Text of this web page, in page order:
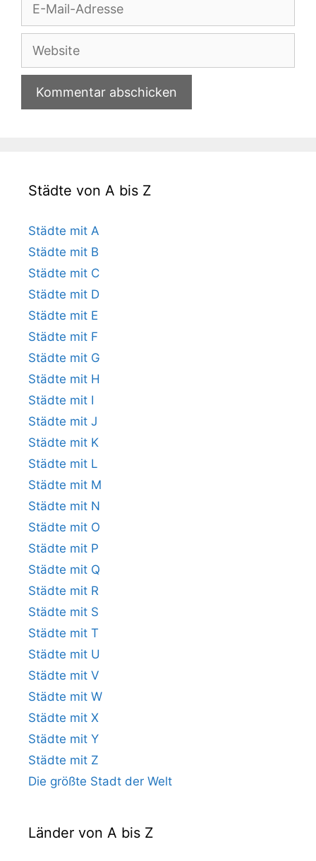
Adresse
Website
Städte von A bis Z
Städte mit A
Städte mit B
Städte mit C
Städte mit D
Städte mit E
Städte mit F
Städte mit G
Städte mit H
Städte mit I
Städte mit J
Städte mit K
Städte mit L
Städte mit M
Städte mit N
Städte mit O
Städte mit P
Städte mit Q
Städte mit R
Städte mit S
Städte mit T
Städte mit U
Städte mit V
Städte mit W
Städte mit X
Städte mit Y
Städte mit Z
Die größte Stadt der Welt
Länder von A bis Z